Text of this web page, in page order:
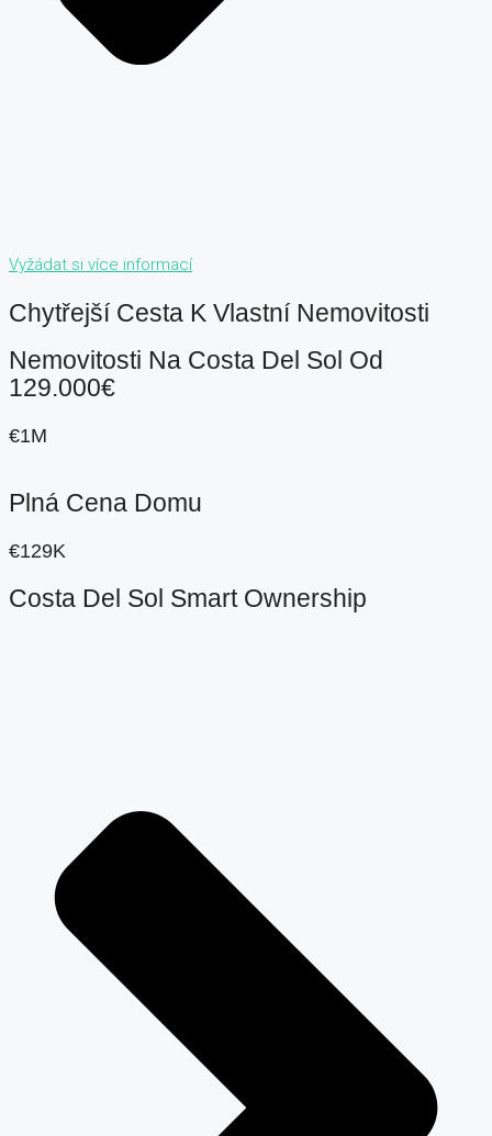
Vyžádat si více informací
Chytřejší Cesta K Vlastní Nemovitosti
Nemovitosti Na Costa Del Sol Od
129.000€
€1M
Plná Cena Domu
€129K
Costa Del Sol Smart Ownership